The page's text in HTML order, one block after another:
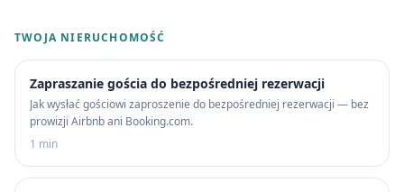
TWOJA NIERUCHOMOŚĆ
Zapraszanie gościa do bezpośredniej rezerwacji
Jak wysłać gościowi zaproszenie do bezpośredniej rezerwacji — bez
prowizji Airbnb ani Booking.com.
1 min